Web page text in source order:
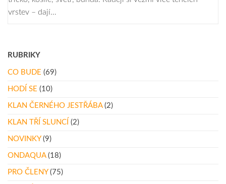
vrstev – dají…
RUBRIKY
CO BUDE (69)
HODÍ SE (10)
KLAN ČERNÉHO JESTŘÁBA(2)
KLAN TŘÍ SLUNCÍ (2)
NOVINKY(9)
ONDAQUA(18)
PRO ČLENY(75)